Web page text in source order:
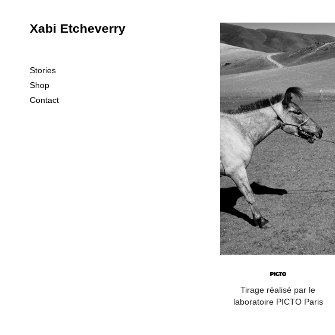
Xabi Etcheverry
Tirage réalisé par le
laboratoire PICTO Paris
Stories
Shop
Contact